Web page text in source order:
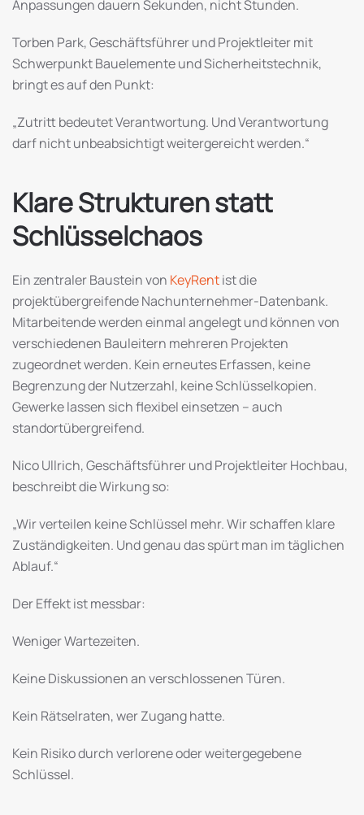
Anpassungen dauern Sekunden, nicht Stunden.
Torben Park, Geschäftsführer und Projektleiter mit
Schwerpunkt Bauelemente und Sicherheitstechnik,
bringt es auf den Punkt:
„Zutritt bedeutet Verantwortung. Und Verantwortung
darf nicht unbeabsichtigt weitergereicht werden.“
Klare Strukturen statt
Schlüsselchaos
Ein zentraler Baustein von KeyRentist die
projektübergreifende Nachunternehmer-Datenbank.
Mitarbeitende werden einmal angelegt und können von
verschiedenen Bauleitern mehreren Projekten
zugeordnet werden. Kein erneutes Erfassen, keine
Begrenzung der Nutzerzahl, keine Schlüsselkopien.
Gewerke lassen sich flexibel einsetzen – auch
standortübergreifend.
Nico Ullrich, Geschäftsführer und Projektleiter Hochbau,
beschreibt die Wirkung so:
„Wir verteilen keine Schlüssel mehr. Wir schaffen klare
Zuständigkeiten. Und genau das spürt man im täglichen
Ablauf.“
Der Effekt ist messbar:
Weniger Wartezeiten.
Keine Diskussionen an verschlossenen Türen.
Kein Rätselraten, wer Zugang hatte.
Kein Risiko durch verlorene oder weitergegebene
Schlüssel.